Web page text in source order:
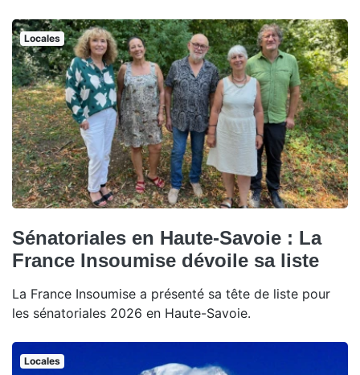
Locales
Sénatoriales en Haute-Savoie : La
France Insoumise dévoile sa liste
La France Insoumise a présenté sa tête de liste pour
les sénatoriales 2026 en Haute-Savoie.
Locales